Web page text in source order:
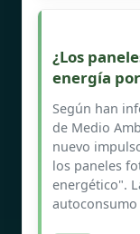
¿Los
energía
Según han
de Medio
nuevo
los paneles
energético".
autoconsumo